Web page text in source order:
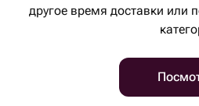
другое время доставки или